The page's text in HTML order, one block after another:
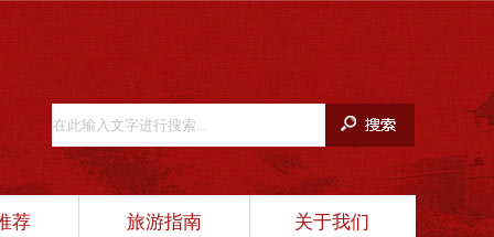
荐 旅游指南 关于我们